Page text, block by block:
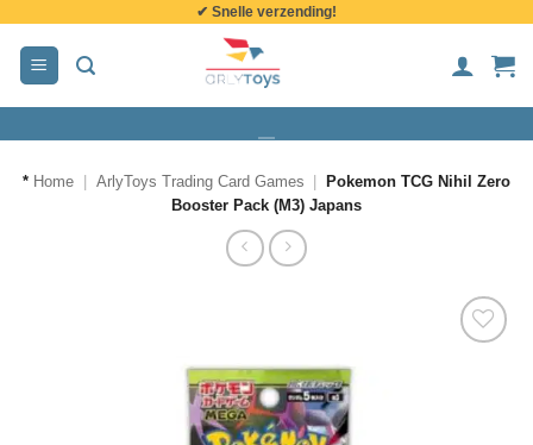
inhoud
✔ Snelle verzending!
* Home ArlyToys Trading Card Games
Pokemon TCG Nihil Zero
Booster Pack (M3) Japans